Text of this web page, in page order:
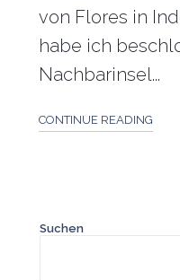
von Flores in
habe ich
Nachbarinsel...
CONTINUE READING
Suchen